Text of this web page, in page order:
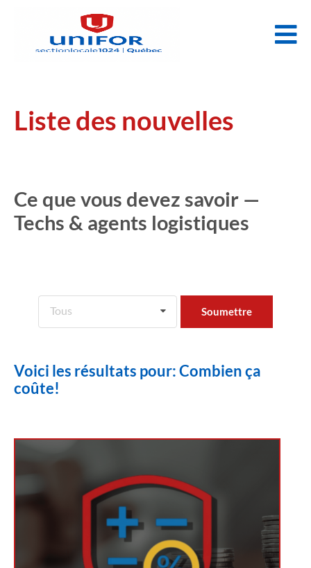
Liste des nouvelles
Ce que vous devez savoir —
Techs & agents logistiques
Tous
Voici les résultats pour: Combien ça
coûte!